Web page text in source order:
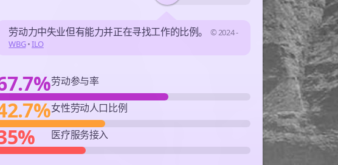
劳动力中失业但有能力并正在寻找工作的比例。
© 2024 -
WBG•ILO
劳动参与率
女性劳动人口比例
医疗服务接入